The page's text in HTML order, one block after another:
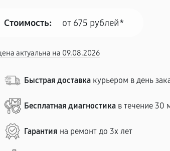
Стоимость: от 675 рублей*
актуальна на 09.08.2026
Быстрая доставка курьером в день
Бесплатная диагностика в течение 30
Гарантия на ремонт до 3х лет